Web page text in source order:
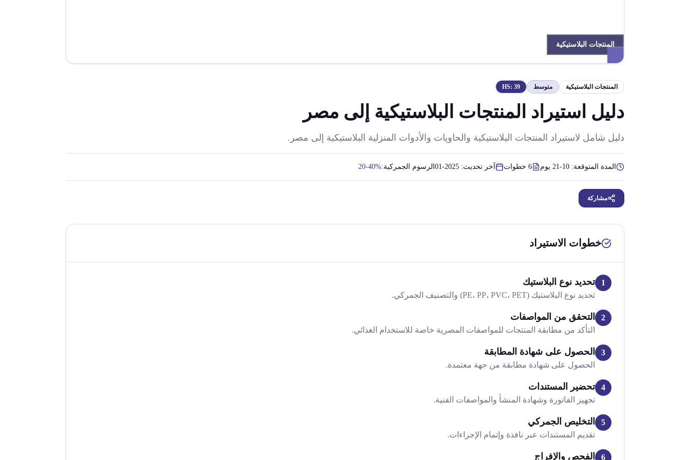
المنتجات البلاستيكية
المنتجات البلاستيكية متوسط HS: 39
دليل استيراد المنتجات البلاستيكية إلى مصر
دليل شامل لاستيراد المنتجات البلاستيكية والحاويات والأدوات المنزلية البلاستيكية إلى مصر.
المدة المتوقعة: 10-21 يوم 6 خطوات آخر تحديث: 2025-01 الرسوم الجمركية:20-40%
مشاركة
خطوات الاستيراد
1 تحديد نوع البلاستيك
تحديد نوع البلاستيك (PE، PP، PVC، PET) والتصنيف الجمركي.
2 التحقق من المواصفات
التأكد من مطابقة المنتجات للمواصفات المصرية خاصة للاستخدام الغذائي.
3 الحصول على شهادة المطابقة
الحصول على شهادة مطابقة من جهة معتمدة.
4 تحضير المستندات
تجهيز الفاتورة وشهادة المنشأ والمواصفات الفنية.
5 التخليص الجمركي
تقديم المستندات عبر نافذة وإتمام الإجراءات.
6 الفحص والإفراج